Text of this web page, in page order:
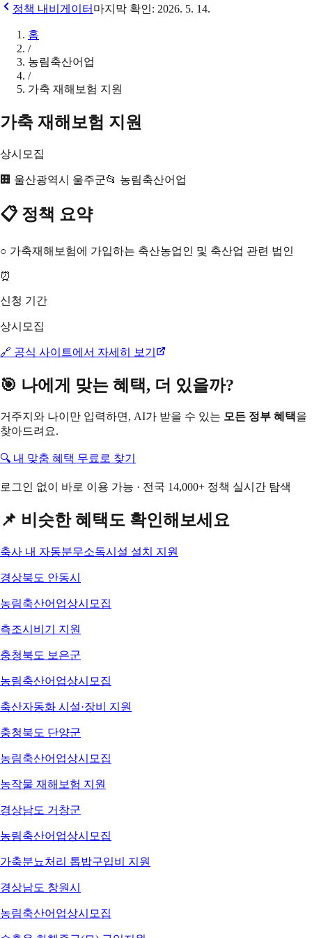
정책 내비게이터 마지막 확인: 2026. 5. 14.
홈
/
농림축산어업
/
가축 재해보험 지원
가축 재해보험 지원
상시모집
🏢 울산광역시 울주군📂 농림축산어업
📋 정책 요약
○ 가축재해보험에 가입하는 축산농업인 및 축산업 관련 법인
⏰
신청 기간
상시모집
🔗 공식 사이트에서 자세히 보기
🎯 나에게 맞는 혜택, 더 있을까?
거주지와 나이만 입력하면, AI가 받을 수 있는 모든 정부 혜택을
찾아드려요.
🔍 내 맞춤 혜택 무료로 찾기
로그인 없이 바로 이용 가능 · 전국 14,000+ 정책 실시간 탐색
📌 비슷한 혜택도 확인해보세요
축사 내 자동분무소독시설 설치 지원
경상북도 안동시
농림축산어업상시모집
측조시비기 지원
충청북도 보은군
농림축산어업상시모집
축산자동화 시설·장비 지원
충청북도 단양군
농림축산어업상시모집
농작물 재해보험 지원
경상남도 거창군
농림축산어업상시모집
가축분뇨처리 톱밥구입비 지원
경상남도 창원시
농림축산어업상시모집